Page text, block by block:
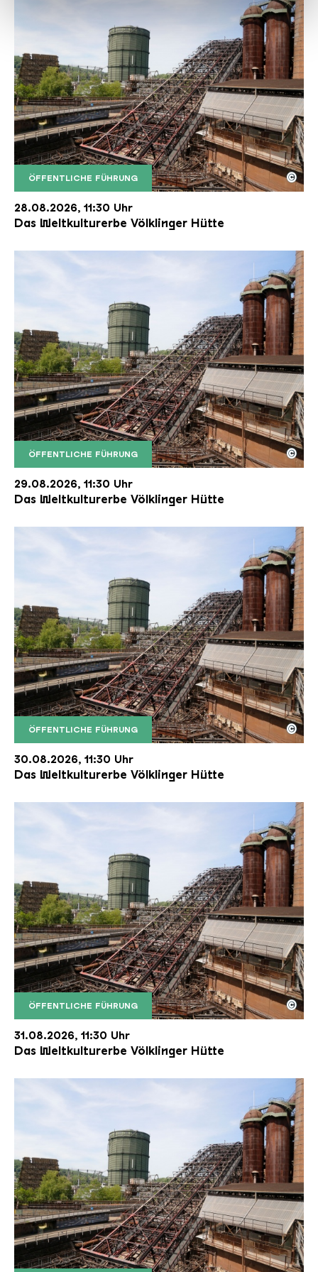
ÖFFENTLICHE FÜHRUNG
Der Erzschrägaufzug der Völklinger Hütte mit
Copyright: Weltkulturerbe Völklinger Hütte | Karl
©
28.08.2026, 11:30 Uhr
Das Weltkulturerbe Völklinger Hütte
ÖFFENTLICHE FÜHRUNG
Der Erzschrägaufzug der Völklinger Hütte mit
Copyright: Weltkulturerbe Völklinger Hütte | Karl
©
29.08.2026, 11:30 Uhr
Das Weltkulturerbe Völklinger Hütte
ÖFFENTLICHE FÜHRUNG
Der Erzschrägaufzug der Völklinger Hütte mit
Copyright: Weltkulturerbe Völklinger Hütte | Karl
©
30.08.2026, 11:30 Uhr
Das Weltkulturerbe Völklinger Hütte
ÖFFENTLICHE FÜHRUNG
Der Erzschrägaufzug der Völklinger Hütte mit
Copyright: Weltkulturerbe Völklinger Hütte | Karl
©
31.08.2026, 11:30 Uhr
Das Weltkulturerbe Völklinger Hütte